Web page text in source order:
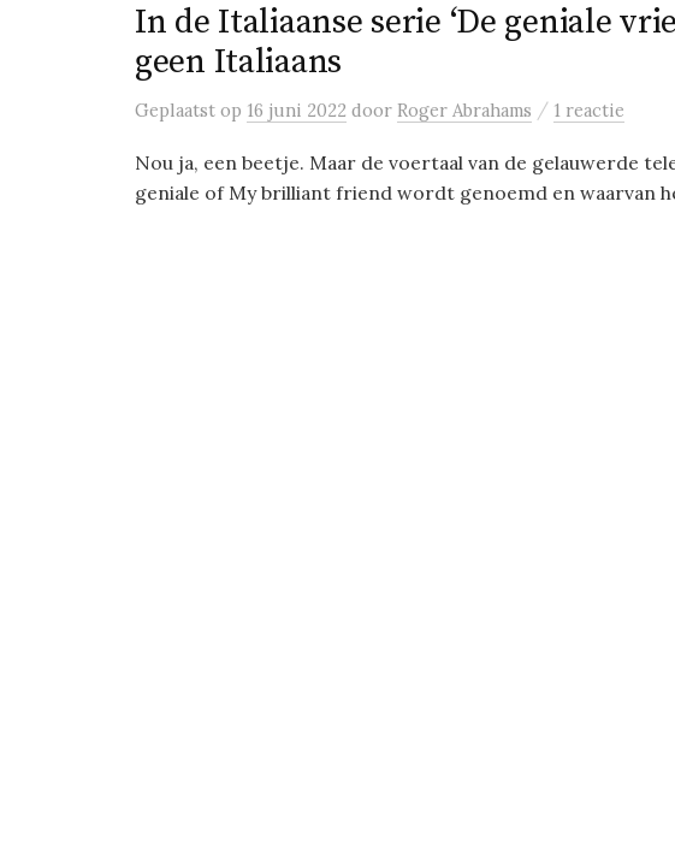
In de Italiaanse serie ‘De geniale
geen Italiaans
Geplaatst op 16 juni 2022 door Roger Abrahams / 1 reactie
Nou ja, een beetje. Maar de voertaal van de gelauwerde
geniale of My brilliant friend wordt genoemd en waarvan